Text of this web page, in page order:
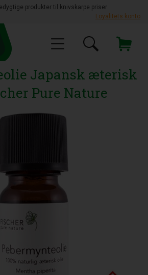
produkter til knivskarpe priser
Loyalitets konto
Japansk æterisk
Pure Nature